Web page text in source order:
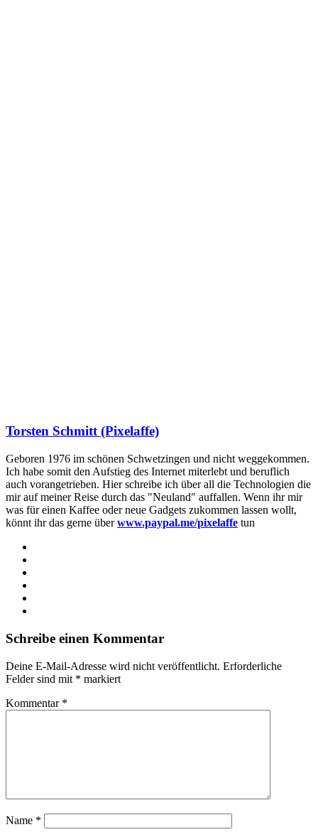
Torsten Schmitt (Pixelaffe)
Geboren 1976 im schönen Schwetzingen und nicht weggekommen.
Ich habe somit den Aufstieg des Internet miterlebt und beruflich
auch vorangetrieben. Hier schreibe ich über all die Technologien die
mir auf meiner Reise durch das "Neuland" auffallen. Wenn ihr mir
was für einen Kaffee oder neue Gadgets zukommen lassen wollt,
könnt ihr das gerne überwww.paypal.me/pixelaffe tun
Schreibe einen Kommentar
Deine E-Mail-Adresse wird nicht veröffentlicht. Erforderliche
Felder sind mit * markiert
Kommentar *
Name *